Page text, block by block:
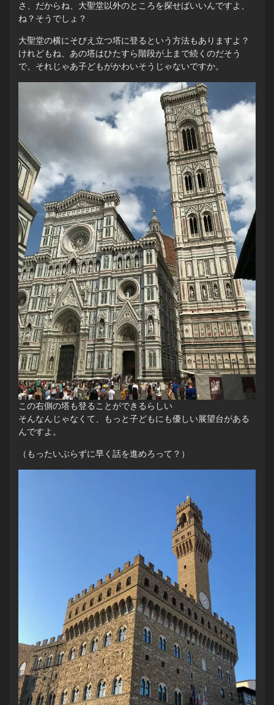
さ、だからね、大聖堂以外のところを探せばいいんですよ、
ね？そうでしょ？
大聖堂の横にそびえ立つ塔に登るという方法もありますよ？
けれどもね、あの塔はひたすら階段が上まで続くのだそう
で、それじゃあ子どもがかわいそうじゃないですか。
この右側の塔も登ることができるらしい
そんなんじゃなくて、もっと子どもにも優しい展望台がある
んですよ。
（もったいぶらずに早く話を進めろって？）